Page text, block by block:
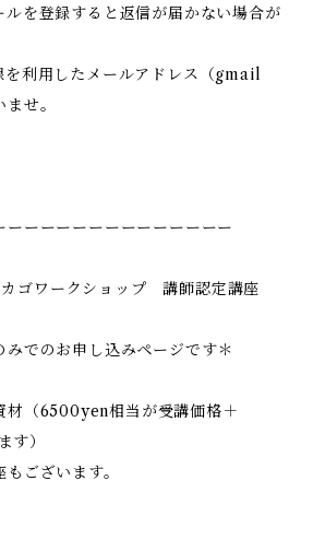
ルを登録すると返信が届かない場合が
利用したメールアドレス（gmail
せ。
ーーーーーーーーーーーーーー
ゴワークショップ 講師認定講座
みでのお申し込みページです＊
材（6500yen相当が受講価格＋
す）
ございます。